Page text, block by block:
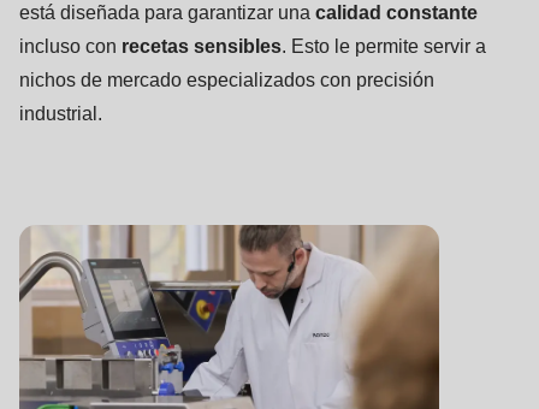
está diseñada para garantizar una calidad constante
incluso con recetas sensibles. Esto le permite servir a
nichos de mercado especializados con precisión
industrial.